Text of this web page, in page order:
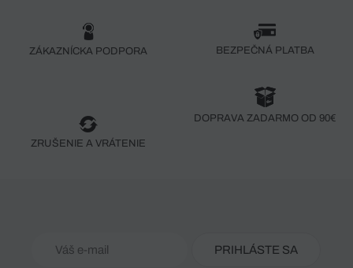
ZÁKAZNÍCKA PODPORA BEZPEČNÁ PLATBA
ZRUŠENIE A VRÁTENIE
DOPRAVA ZADARMO OD 90€
PRIHLÁSTE SA